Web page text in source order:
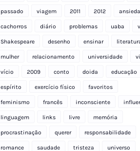
passado viagem 2011 2012
cachorros diário problemas uaba
Shakespeare desenho ensinar
mulher relacionamento universidade
vício 2009 conto doida educação
espírito exercício físico favoritos
feminismo francês inconsciente
linguagem links livre memória
procrastinação querer responsabilidade
romance saudade tristeza universo